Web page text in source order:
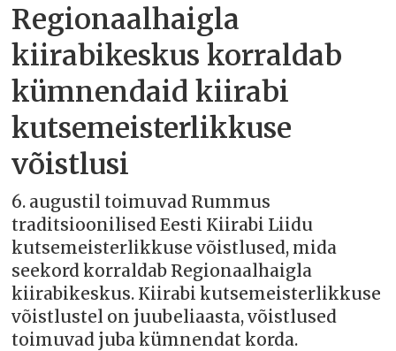
Regionaalhaigla
kiirabikeskus korraldab
kümnendaid kiirabi
kutsemeisterlikkuse
võistlusi
6. augustil toimuvad Rummus
traditsioonilised Eesti Kiirabi Liidu
kutsemeisterlikkuse võistlused, mida
seekord korraldab Regionaalhaigla
kiirabikeskus. Kiirabi kutsemeisterlikkuse
võistlustel on juubeliaasta, võistlused
toimuvad juba kümnendat korda.